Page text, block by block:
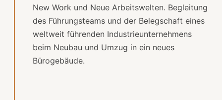
New Work und Neue Arbeitswelten. Begleitung
des Führungsteams und der Belegschaft eines
weltweit führenden Industrieunternehmens
beim Neubau und Umzug in ein neues
Bürogebäude.